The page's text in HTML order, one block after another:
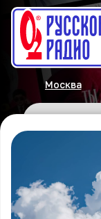
Москва